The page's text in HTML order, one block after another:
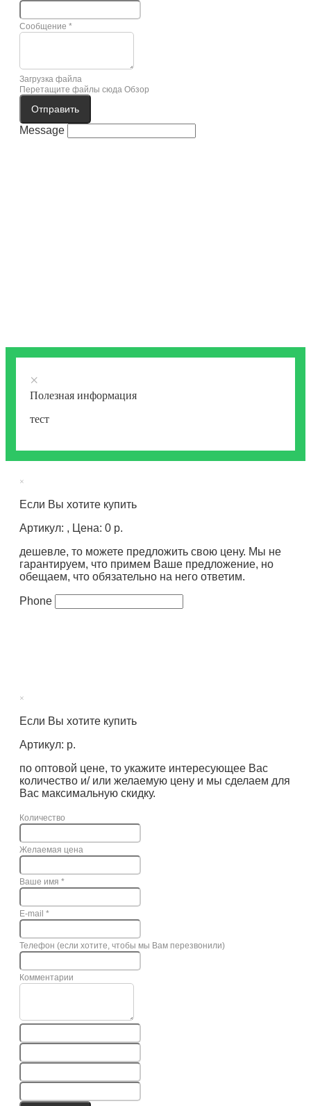
Сообщение *
Загрузка файла
Перетащите файлы сюда Обзор
Отправить
Message
×
Полезная информация
тест
×
Если Вы хотите купить
Артикул: , Цена: 0 р.
дешевле, то можете предложить свою цену. Мы не
гарантируем, что примем Ваше предложение, но
обещаем, что обязательно на него ответим.
Phone
×
Если Вы хотите купить
Артикул: р.
по оптовой цене, то укажите интересующее Вас
количество и/ или желаемую цену и мы сделаем для
Вас максимальную скидку.
Количество
Желаемая цена
Ваше имя *
E-mail *
Телефон (если хотите, чтобы мы Вам перезвонили)
Комментарии